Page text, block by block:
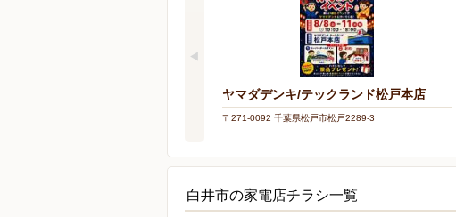
ヤマダデンキ/テックランド松戸本店
〒271-0092 千葉県松戸市松戸2289-3
白井市の家電店チラシ一覧